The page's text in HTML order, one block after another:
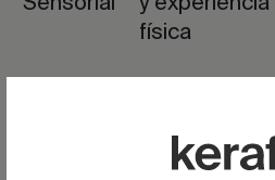
física
Agarre,
resistencia o